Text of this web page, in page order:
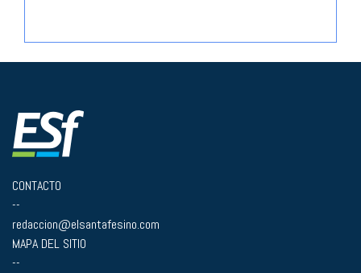
CONTACTO
--
redaccion@elsantafesino.com
MAPA DEL SITIO
--